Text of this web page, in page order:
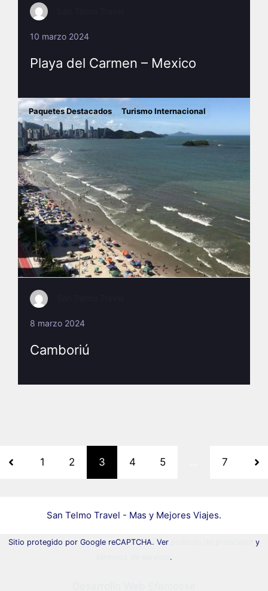
10 marzo 2024
Playa del Carmen – Mexico
Paquetes Destacados Turismo Internacional
8 marzo 2024
Camboriú
1 2 3 4 5 7
San Telmo Travel - Mas y Mejores Viajes.
Sitio protegido por Google reCAPTCHA. Ver
y
.